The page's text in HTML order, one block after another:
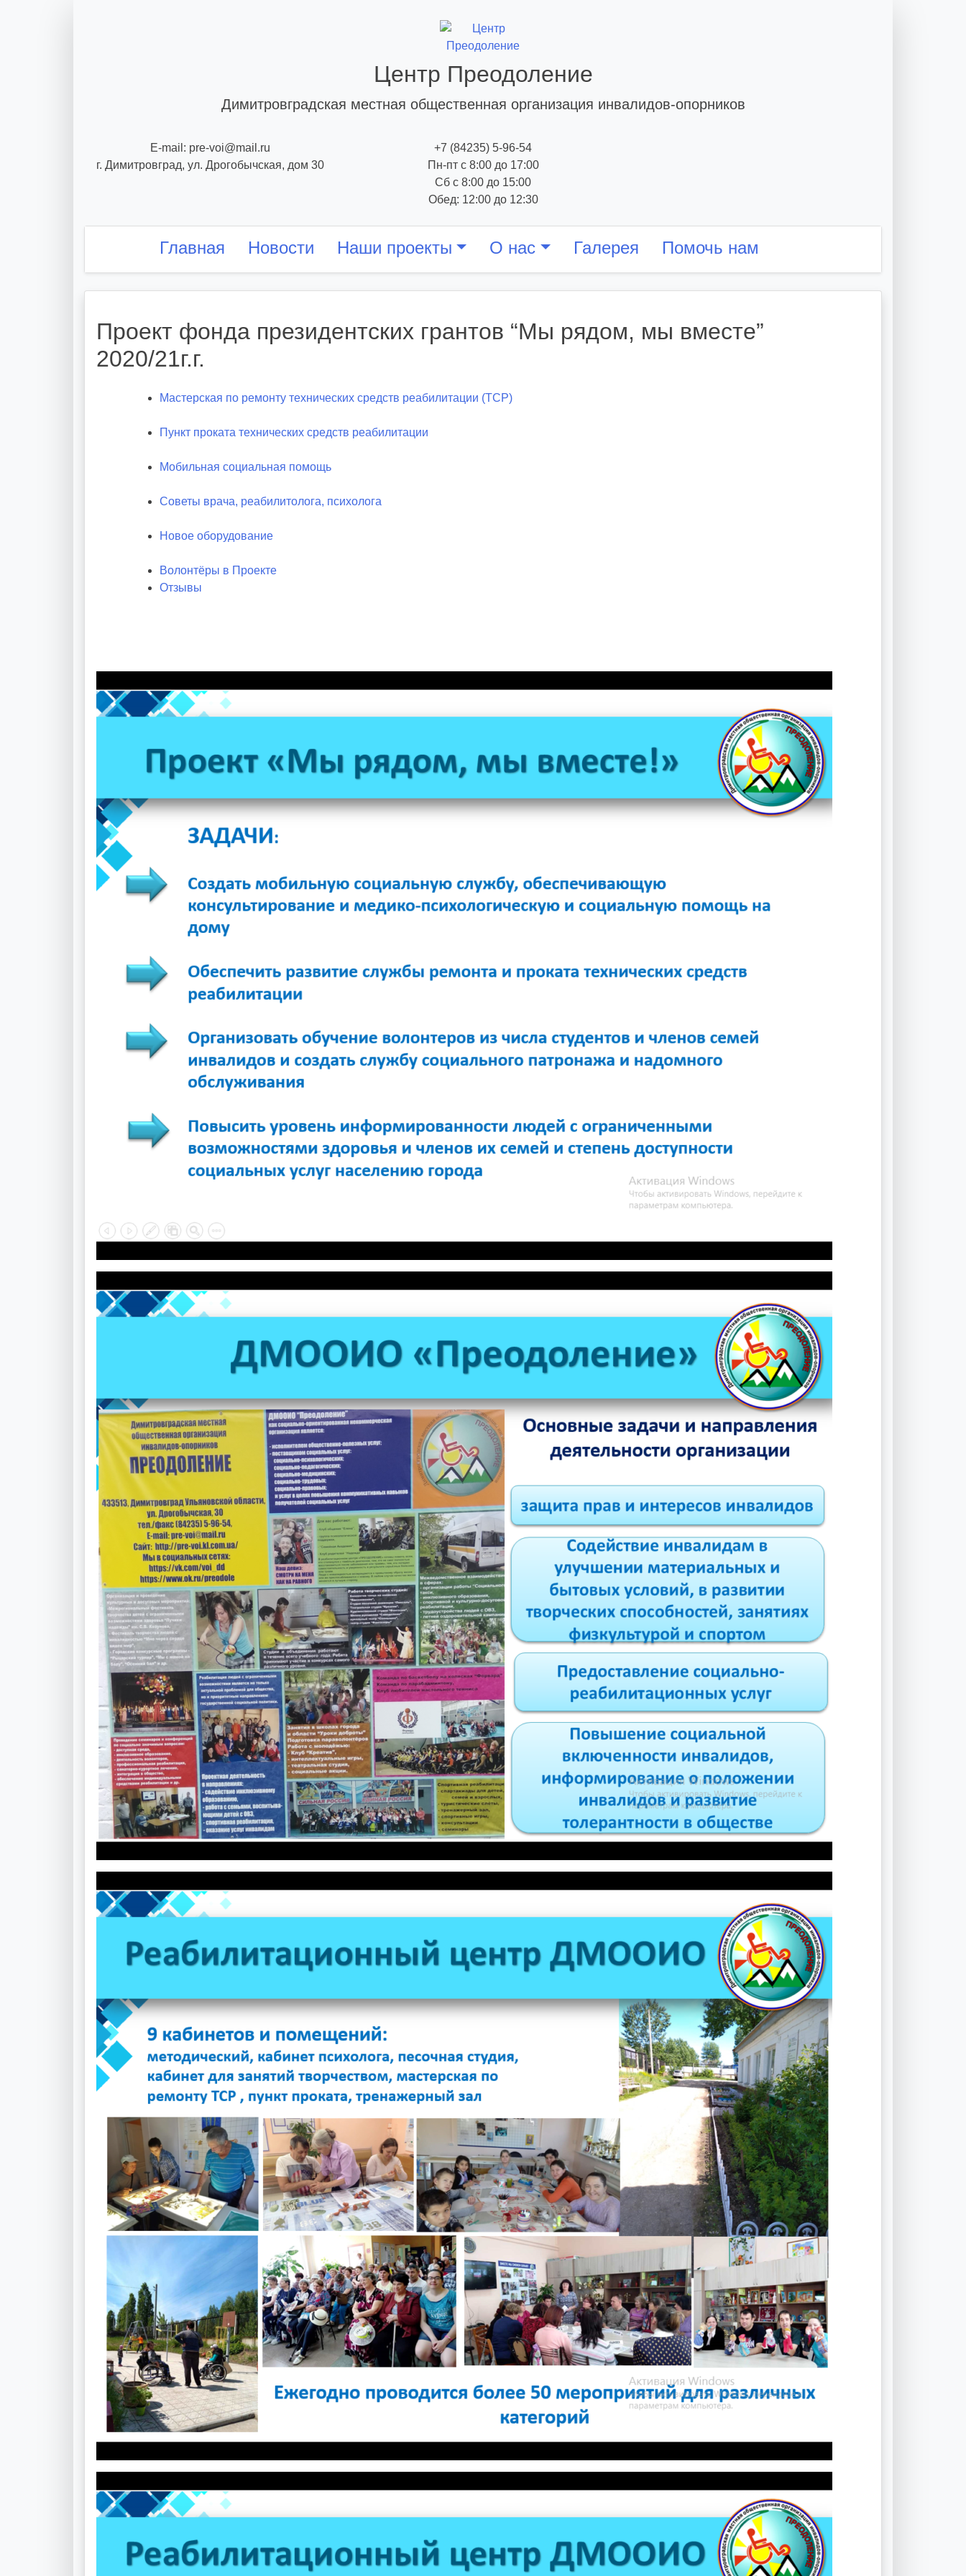
Центр Преодоление
Димитровградская местная общественная организация инвалидов-опорников
E-mail: pre-voi@mail.ru
г. Димитровград, ул. Дрогобычская, дом 30
+7 (84235) 5-96-54
Пн-пт с 8:00 до 17:00
Сб с 8:00 до 15:00
Обед: 12:00 до 12:30
Главная Новости Наши проекты О нас Галерея Помочь нам
Проект фонда президентских грантов “Мы рядом, мы вместе”
2020/21г.г.
Мастерская по ремонту технических средств реабилитации (ТСР)
Пункт проката технических средств реабилитации
Мобильная социальная помощь
Советы врача, реабилитолога, психолога
Новое оборудование
Волонтёры в Проекте
Отзывы